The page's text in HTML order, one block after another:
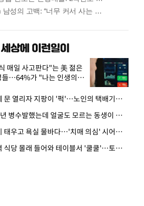
매일 사고판다"는 美 젊은
들…64%가 "나는 인생의
· 엘베 문 열리자 지팡이 '퍽'…노인의 택배기사 폭행 이유
· "20년 병수발했는데 얼굴도 모르는 동생이 유산 절반을"…배다른 형제 상속권 있을까
· 냄비 태우고 욕실 물바다…'치매 의심' 시어머니 검사 권유했다가 '날벼락'
· 새벽 식당 몰래 들어와 테이블서 '쿨쿨'…토사물 남기고 사라진 남성